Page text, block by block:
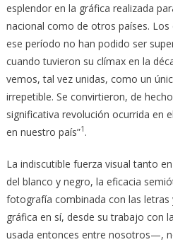
esplendor en la gráfica realizada
nacional como de otros países.
ese período no han podido ser
cuando tuvieron su clímax en la
vemos, tal vez unidas, como un
irrepetible. Se convirtieron, de
significativa revolución ocurrida en
en nuestro país”1 .
La indiscutible fuerza visual tanto
del blanco y negro, la eficacia
fotografía combinada con las letras
gráfica en sí, desde su trabajo con
usada entonces entre nosotros—,